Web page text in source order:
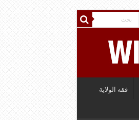
فقه الولاية